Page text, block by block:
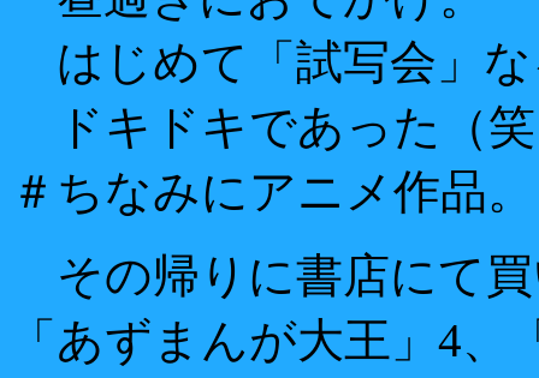
はじめて「試写会」
ドキドキであった（
＃ちなみにアニメ作品。
その帰りに書店にて
「あずまんが大王」4、